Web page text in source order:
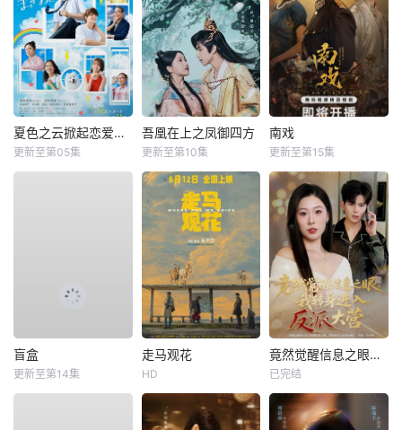
夏色之云掀起恋爱与风暴
更新至第05集
吾凰在上之凤御四方
更新至第10集
南戏
更新至第15集
盲盒
更新至第14集
走马观花
HD
竟然觉醒信息之眼，我转身进入反派大营
已完结